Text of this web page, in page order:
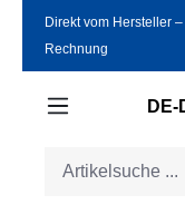
Zum Hauptinhalt
Direkt vom Hersteller
Rechnung
DE-